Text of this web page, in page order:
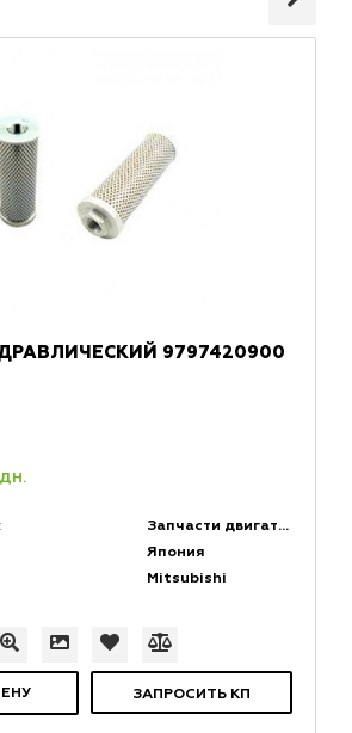
9797420900
Запчасти двигателей
Япония
Mitsubishi
ЗАПРОСИТЬ КП